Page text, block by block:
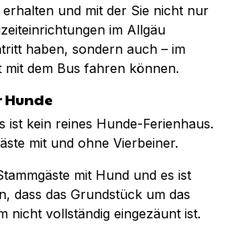
und mit der Sie nicht nur
im Allgäu
haben, sondern auch – im
mit dem Bus fahren können.
Hunde
ist kein reines Hunde-Ferienhaus.
mit und ohne Vierbeiner.
mit Hund und es ist
dass das Grundstück um das
nicht vollständig eingezäunt ist.